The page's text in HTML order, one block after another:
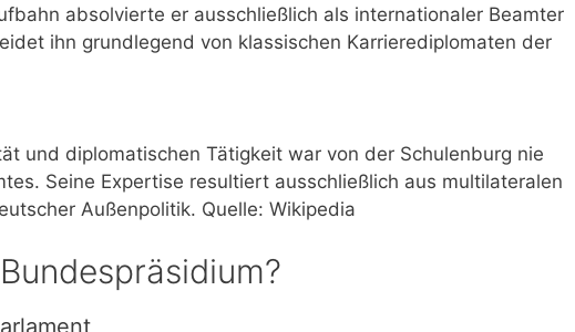
absolvierte er ausschließlich als internationaler Beamter
ihn grundlegend von klassischen Karrierediplomaten der
und diplomatischen Tätigkeit war von der Schulenburg nie
Seine Expertise resultiert ausschließlich aus multilateralen
Außenpolitik. Quelle: Wikipedia